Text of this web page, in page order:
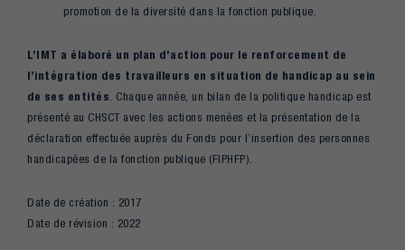
promotion de la diversité dans la fonction publique.
L’IMT a élaboré un plan d’action pour le renforcement de
l’intégration des travailleurs en situation de handicap au sein
de ses entités. Chaque année, un bilan de la politique handicap est
présenté au CHSCT avec les actions menées et la présentation de la
déclaration effectuée auprès du Fonds pour l’insertion des personnes
handicapées de la fonction publique (FIPHFP).
Date de création : 2017
Date de révision : 2022